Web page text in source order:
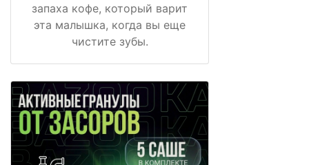
запаха кофе, который варит
эта малышка, когда вы еще
чистите зубы.